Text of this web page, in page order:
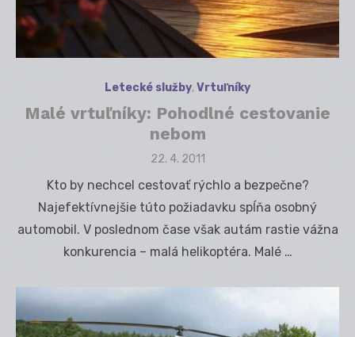
Letecké služby,Vrtuľníky
Malé vrtuľníky: Pohodlné cestovanie
nebom
Posted
22. 4. 2011
Kto by nechcel cestovať rýchlo a bezpečne?
Najefektívnejšie túto požiadavku spĺňa osobný
automobil. V poslednom čase však autám rastie vážna
konkurencia – malá helikoptéra. Malé …